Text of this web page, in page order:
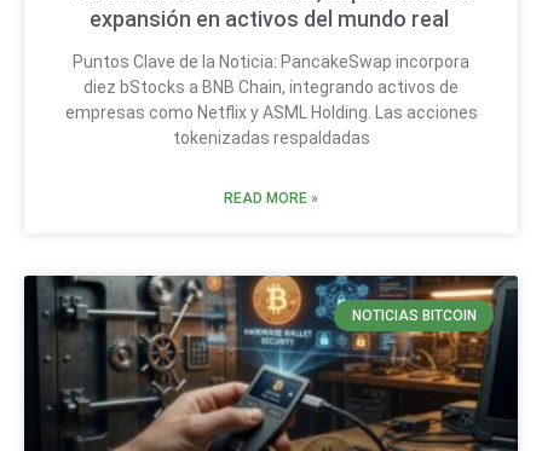
expansión en activos del mundo real
Puntos Clave de la Noticia: PancakeSwap incorpora
diez bStocks a BNB Chain, integrando activos de
empresas como Netflix y ASML Holding. Las acciones
tokenizadas respaldadas
READ MORE »
NOTICIAS BITCOIN